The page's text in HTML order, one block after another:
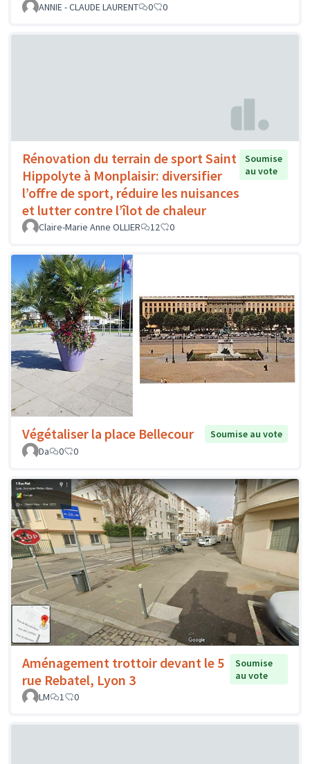
ANNIE - CLAUDE LAURENT
0 0
Rénovation du terrain de sport Saint
Hippolyte à Monplaisir: diversifier
l’offre de sport, réduire les nuisances
et lutter contre l’îlot de chaleur
Soumise
au vote
Claire-Marie Anne OLLIER 12 0
Végétaliser la place Bellecour
Soumise au vote
Da
0 0
Aménagement trottoir devant le 5
rue Rebatel, Lyon 3
Soumise
au vote
LM
1 0